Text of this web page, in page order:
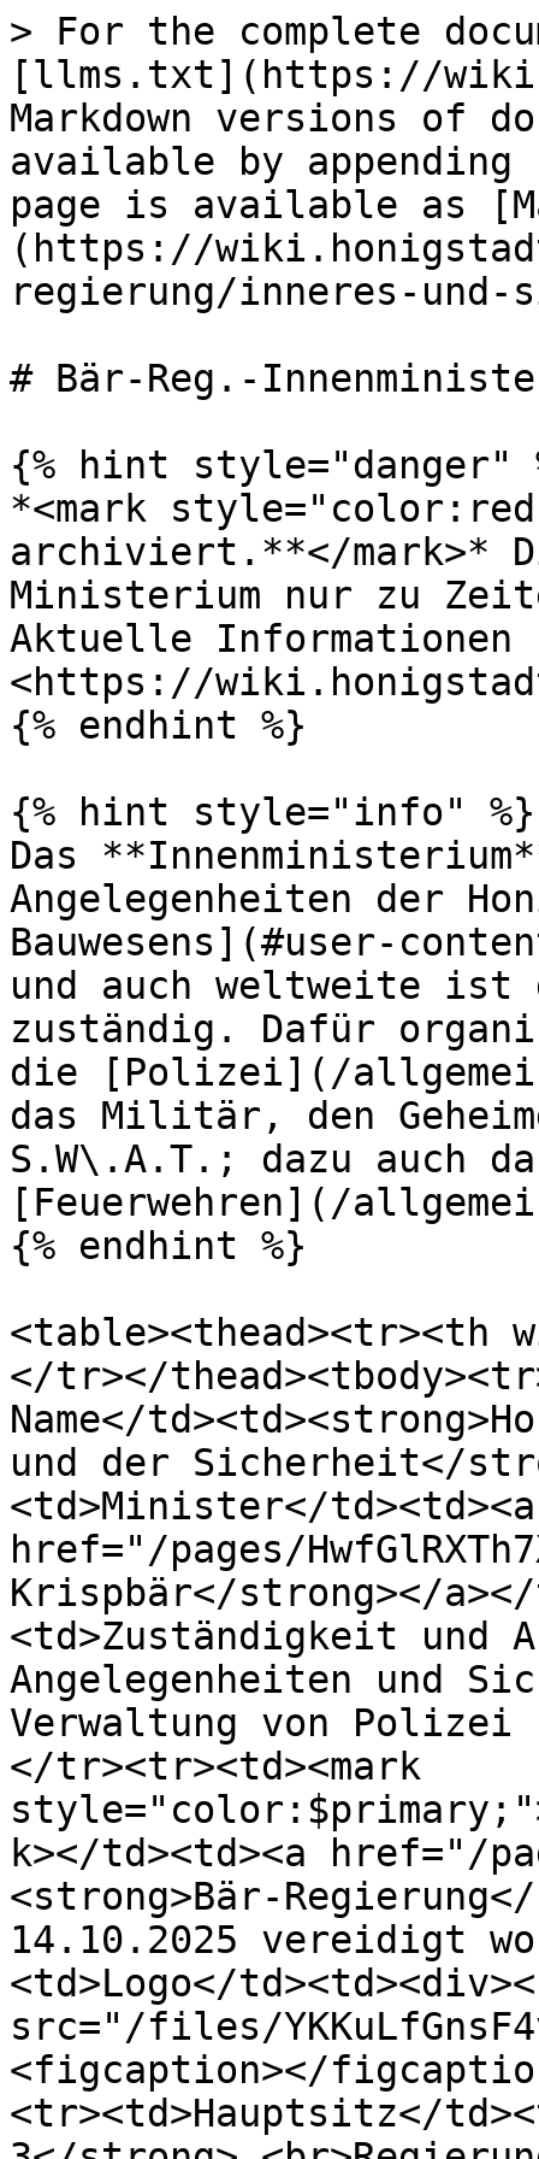
> For the complete
[llms.txt](https://
Markdown versions of
available by
page is available as
(https://
regierung/inneres-
# Bär-Reg.-
{% hint style="danger"
*<mark
archiviert.**</mark>*
Ministerium nur zu
Aktuelle
<https://
{% endhint %}
{% hint style="info" %}
Das
Angelegenheiten der
Bauwesens](#user-
und auch weltweite ist
zuständig. Dafür
die [Polizei](/
das Militär, den
S.W\.A.T.; dazu auch
[Feuerwehren](/
{% endhint %}
<table><thead><tr><th
</tr></
Name</
und der Sicherheit</
<td>Minister</td><td><a
href="/pages/
Krispbär</strong></
<td>Zuständigkeit und
Angelegenheiten und
Verwaltung von Polizei
</tr><tr><td><mark
k></td><td><a href="/
<strong>Bär-
14.10.2025 vereidigt
<td>Logo</
src="/files/
<figcaption></
<tr><td>Hauptsitz</